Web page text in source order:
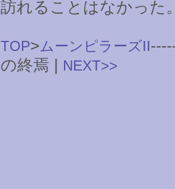
訪れることはなかった
TOP>ムーンピラーズII
の終焉 |
NEXT>>